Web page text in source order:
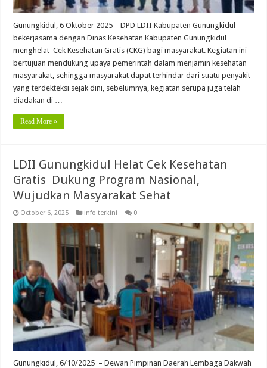
Gunungkidul, 6 Oktober 2025 – DPD LDII Kabupaten Gunungkidul
bekerjasama dengan Dinas Kesehatan Kabupaten Gunungkidul
menghelat Cek Kesehatan Gratis (CKG) bagi masyarakat. Kegiatan ini
bertujuan mendukung upaya pemerintah dalam menjamin kesehatan
masyarakat, sehingga masyarakat dapat terhindar dari suatu penyakit
yang terdekteksi sejak dini, sebelumnya, kegiatan serupa juga telah
diadakan di …
Read More »
LDII Gunungkidul Helat Cek Kesehatan
Gratis Dukung Program Nasional,
Wujudkan Masyarakat Sehat
October 6, 2025 info terkini 0
Gunungkidul, 6/10/2025 – Dewan Pimpinan Daerah Lembaga Dakwah